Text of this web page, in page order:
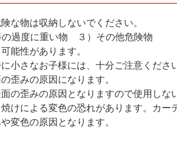
な物は収納しないでください。
過度に重い物 ３）その他危険物
能性があります。
さなお子様には、十分ご注意ください
歪みの原因になります。
歪みの原因となりますので使用しな
による変色の恐れがあります。カー
変色の原因となります。